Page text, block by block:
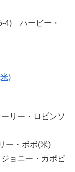
4) ハービー・
)
リー・ロビンソ
ー・ボボ(米)
ョニー・カポビ